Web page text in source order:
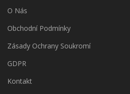
O Nás
Obchodní Podmínky
Zásady Ochrany Soukromí
GDPR
Kontakt